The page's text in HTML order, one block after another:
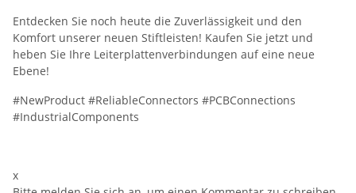
Entdecken Sie noch heute die Zuverlässigkeit und den
Komfort unserer neuen Stiftleisten! Kaufen Sie jetzt und
heben Sie Ihre Leiterplattenverbindungen auf eine neue
Ebene!
#NewProduct #ReliableConnectors #PCBConnections
#IndustrialComponents
x